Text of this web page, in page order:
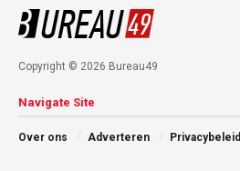
Copyright © 2026 Bureau49
Navigate Site
Over ons Adverteren Privacybeleid